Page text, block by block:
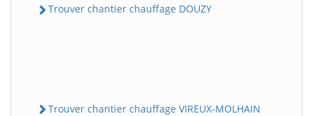
Trouver chantier chauffage DOUZY
Trouver chantier chauffage VIREUX-MOLHAIN